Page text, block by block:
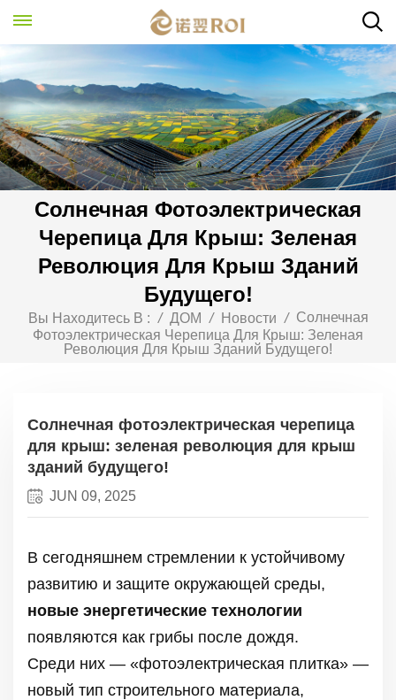
Солнечная Фотоэлектрическая
Черепица Для Крыш: Зеленая
Революция Для Крыш Зданий
Будущего!
Вы Находитесь В : / ДОМ / Новости /
Солнечная
Фотоэлектрическая Черепица Для Крыш: Зеленая
Революция Для Крыш Зданий Будущего!
Солнечная фотоэлектрическая черепица
для крыш: зеленая революция для крыш
зданий будущего!
JUN 09, 2025
В сегодняшнем стремлении к устойчивому
развитию и защите окружающей среды,
новые энергетические технологии
появляются как грибы после дождя.
Среди них — «фотоэлектрическая плитка» —
новый тип строительного материала,